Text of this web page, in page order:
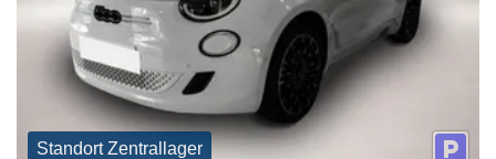
Standort Zentrallager